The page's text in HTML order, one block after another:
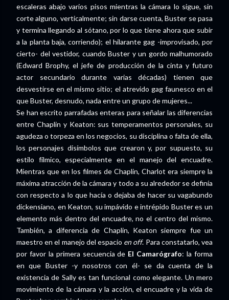
escaleras abajo varios pisos mientras la cámara lo sigue, sin
corte alguno, verticalmente; sin darse cuenta, Buster se pasa
y termina llegando al sótano, por lo que tiene ahora que subir
a la planta baja, corriendo); el hilarante gag -improvisado, por
cierto- del vestidor, cuando Buster y un gordo malhumorado
(Edward Brophy, el jefe de producción de la cinta y futuro
actor secundario durante varias décadas) tienen que
desvestirse en el mismo sitio; el atrevido gag faunesco en el
que Buster, desnudo, nada entre un grupo de mujeres...
Se han escrito parrafadas enteras para señalar las diferencias
entre Chaplin y Keaton: sus temperamentos personales, su
agudeza o torpeza en los negocios, su disciplina o falta de ella,
los personajes disímbolos que crearon y, por supuesto, su
estilo fílmico, especialmente en el manejo del encuadre.
Mientras que en los filmes de Chaplin, Charlot era siempre la
máxima atracción de la cámara y todo a su alrededor se definía
con respecto a lo que hacía o dejaba de hacer su vagabundo
dickensiano, en Keaton, su impávido e intrépido Buster es un
elemento más dentro del encuadre, no el centro del mismo.
También, a diferencia de Chaplin, Keaton siempre fue un
maestro en el manejo del espacio en off. Para constatarlo, vea
por favor la primera secuencia de El Camarógrafo: la forma
en que Buster -y nosotros con él- se da cuenta de la
existencia de Sally es tan funcional como elegante. Un mero
movimiento de la cámara y la acción, el encuadre y la vida de